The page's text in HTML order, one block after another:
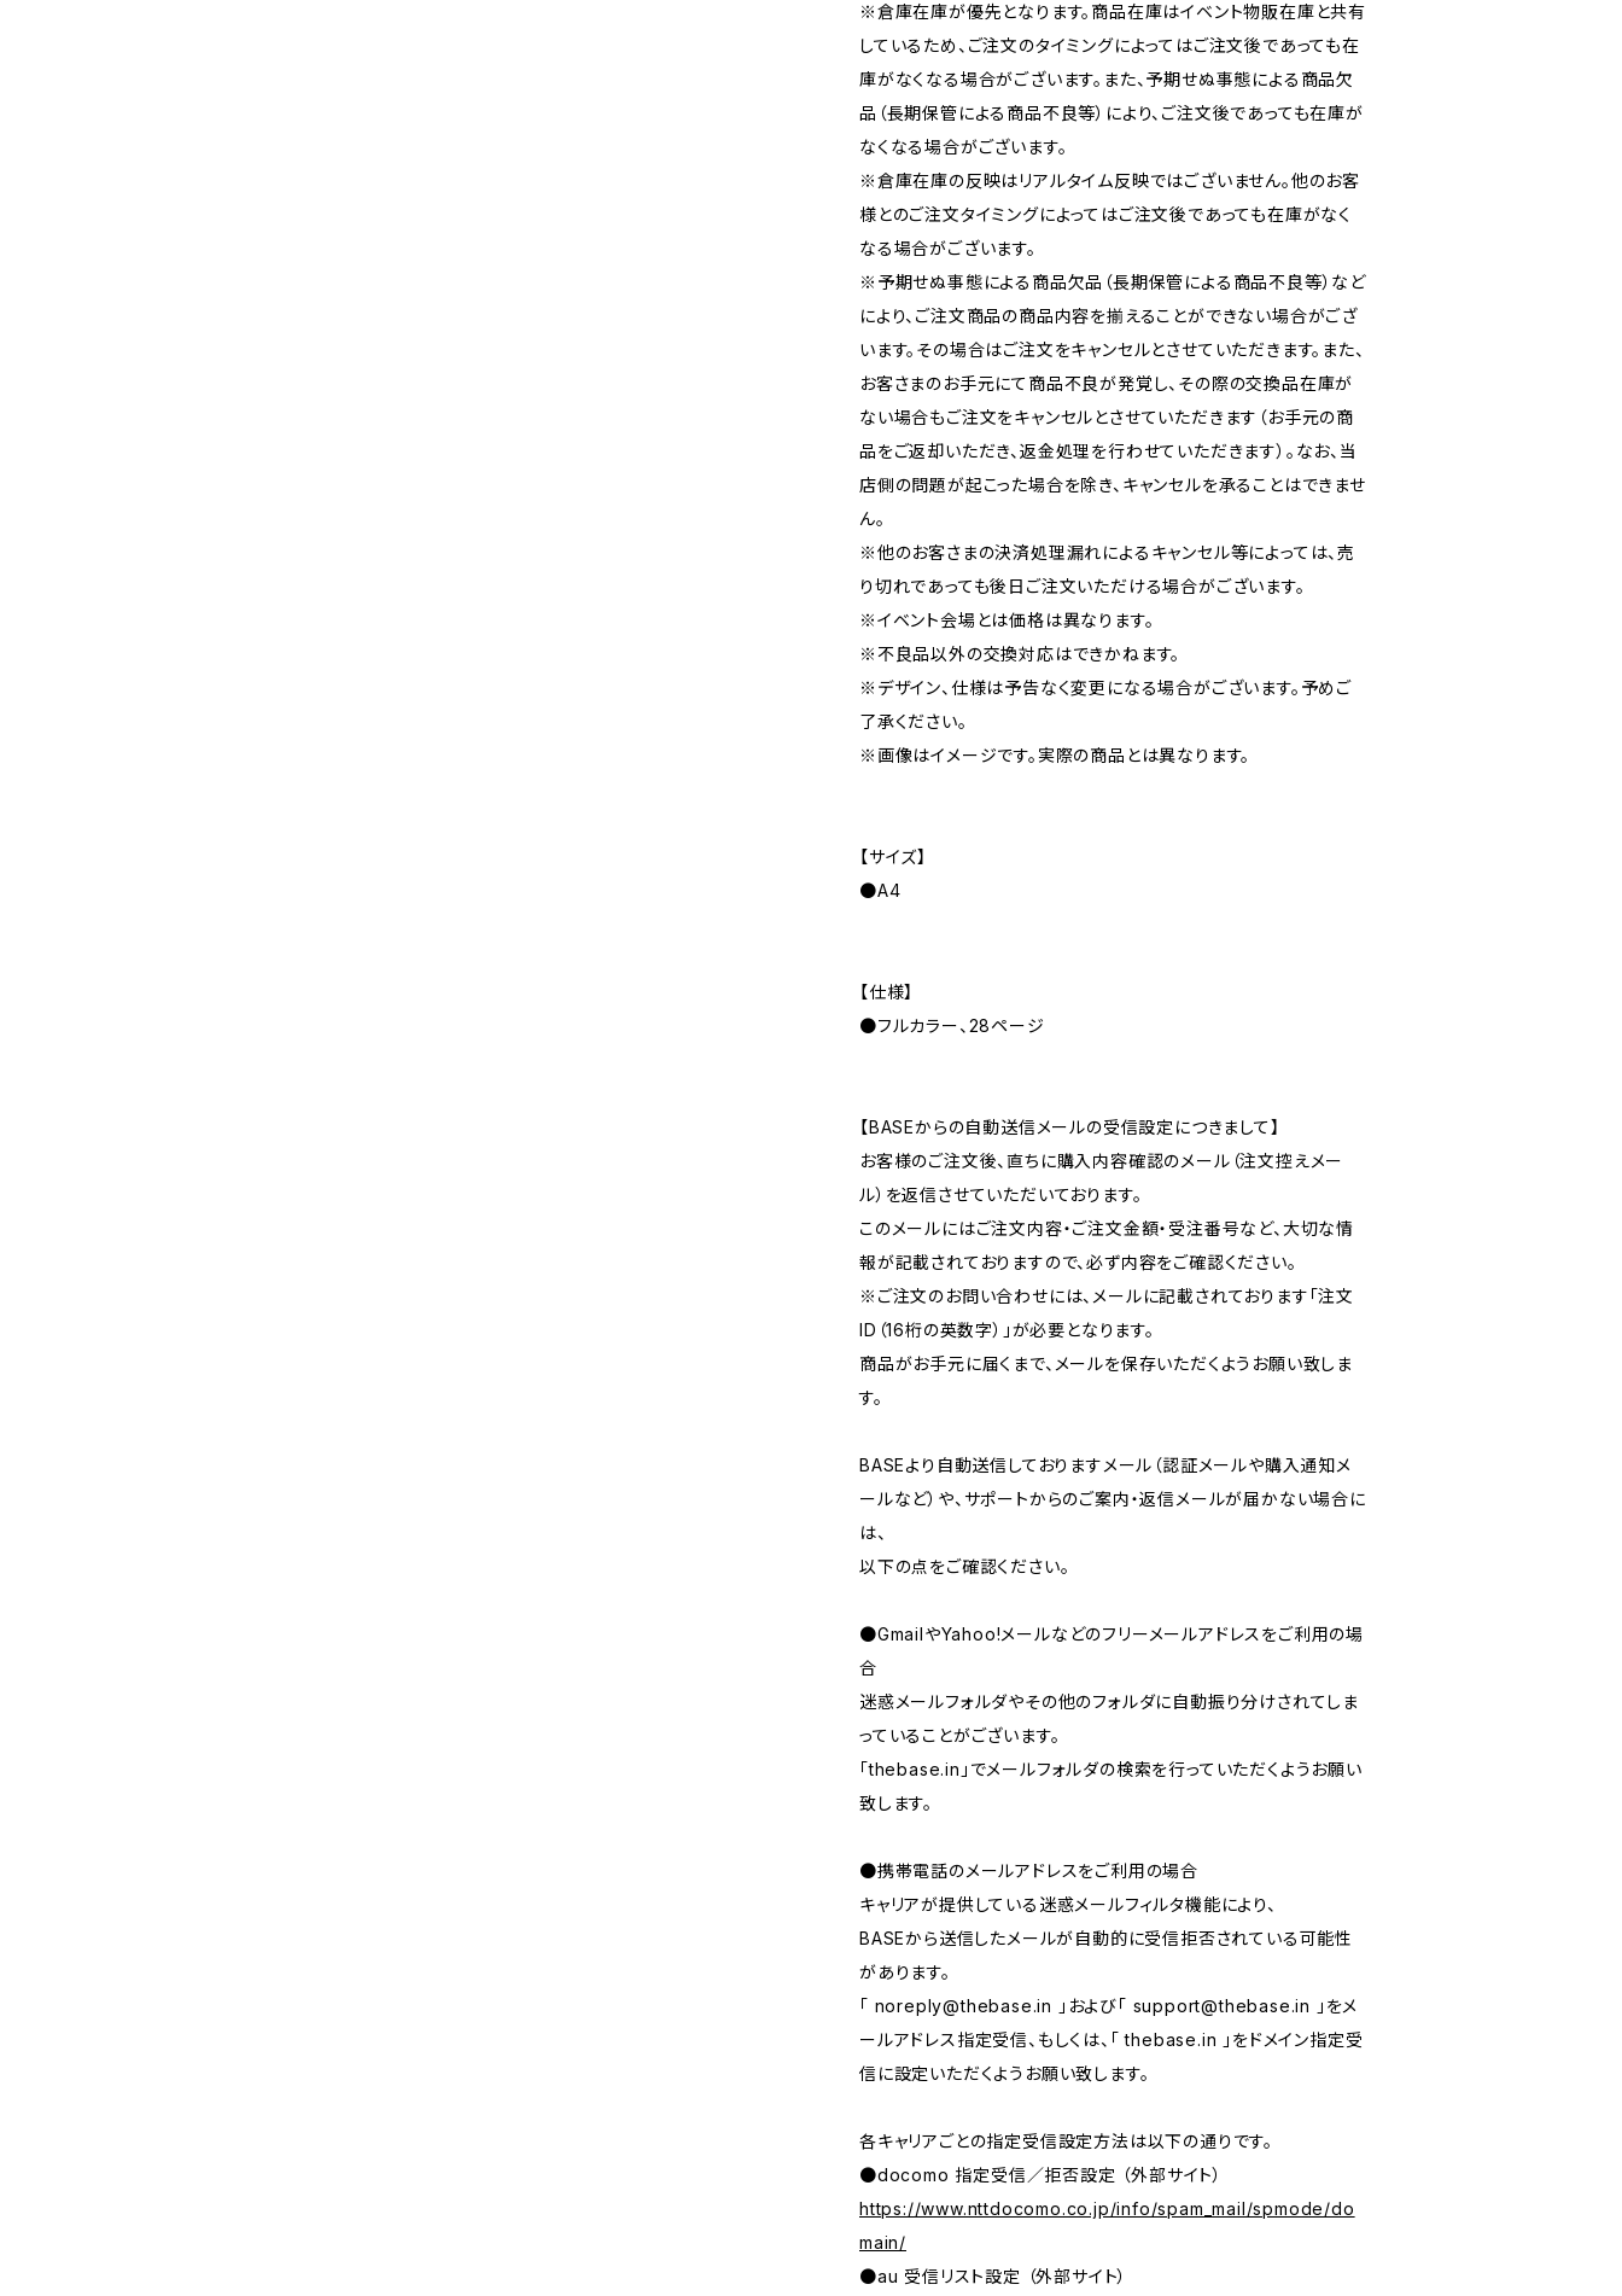
※倉庫在庫が優先となります。商品在庫はイベント物販在庫と共有
しているため、ご注文のタイミングによってはご注文後であっても在
庫がなくなる場合がございます。また、予期せぬ事態による商品欠
品（長期保管による商品不良等）により、ご注文後であっても在庫が
なくなる場合がございます。
※倉庫在庫の反映はリアルタイム反映ではございません。他のお客
様とのご注文タイミングによってはご注文後であっても在庫がなく
なる場合がございます。
※予期せぬ事態による商品欠品（長期保管による商品不良等）など
により、ご注文商品の商品内容を揃えることができない場合がござ
います。その場合はご注文をキャンセルとさせていただきます。また、
お客さまのお手元にて商品不良が発覚し、その際の交換品在庫が
ない場合もご注文をキャンセルとさせていただきます（お手元の商
品をご返却いただき、返金処理を行わせていただきます）。なお、当
店側の問題が起こった場合を除き、キャンセルを承ることはできませ
ん。
※他のお客さまの決済処理漏れによるキャンセル等によっては、売
り切れであっても後日ご注文いただける場合がございます。
※イベント会場とは価格は異なります。
※不良品以外の交換対応はできかねます。
※デザイン、仕様は予告なく変更になる場合がございます。予めご
了承ください。
※画像はイメージです。実際の商品とは異なります。
【サイズ】
●A4
【仕様】
●フルカラー、28ページ
【BASEからの自動送信メールの受信設定につきまして】
お客様のご注文後、直ちに購入内容確認のメール（注文控えメー
ル）を返信させていただいております。
このメールにはご注文内容・ご注文金額・受注番号など、大切な情
報が記載されておりますので、必ず内容をご確認ください。
※ご注文のお問い合わせには、メールに記載されております「注文
ID（16桁の英数字）」が必要となります。
商品がお手元に届くまで、メールを保存いただくようお願い致しま
す。
BASEより自動送信しておりますメール（認証メールや購入通知メ
ールなど）や、サポートからのご案内・返信メールが届かない場合に
は、
以下の点をご確認ください。
●GmailやYahoo!メールなどのフリーメールアドレスをご利用の場
合
迷惑メールフォルダやその他のフォルダに自動振り分けされてしま
っていることがございます。
「thebase.in」でメールフォルダの検索を行っていただくようお願い
致します。
●携帯電話のメールアドレスをご利用の場合
キャリアが提供している迷惑メールフィルタ機能により、
BASEから送信したメールが自動的に受信拒否されている可能性
があります。
「 noreply@thebase.in 」および「 support@thebase.in
」をメ
ールアドレス指定受信、もしくは、「 thebase.in 」をドメイン指定受
信に設定いただくようお願い致します。
各キャリアごとの指定受信設定方法は以下の通りです。
●docomo 指定受信／拒否設定 （外部サイト）
https://www.nttdocomo.co.jp/info/spam_mail/spmode/do
main/
●au 受信リスト設定 （外部サイト）